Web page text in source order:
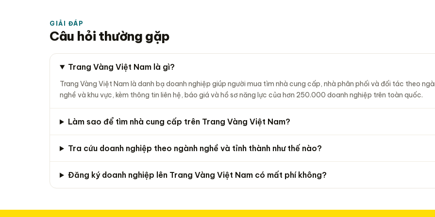
GIẢI ĐÁP
Câu hỏi thường gặp
Trang Vàng Việt Nam là gì?
Trang Vàng Việt Nam là danh bạ doanh nghiệp giúp người mua tìm nhà cung cấp, nhà phân phối và đối tác theo
nghề và khu vực, kèm thông tin liên hệ, báo giá và hồ sơ năng lực của hơn 250.000 doanh nghiệp trên toàn quốc.
Làm sao để tìm nhà cung cấp trên Trang Vàng Việt Nam?
Tra cứu doanh nghiệp theo ngành nghề và tỉnh thành như thế nào?
Đăng ký doanh nghiệp lên Trang Vàng Việt Nam có mất phí không?